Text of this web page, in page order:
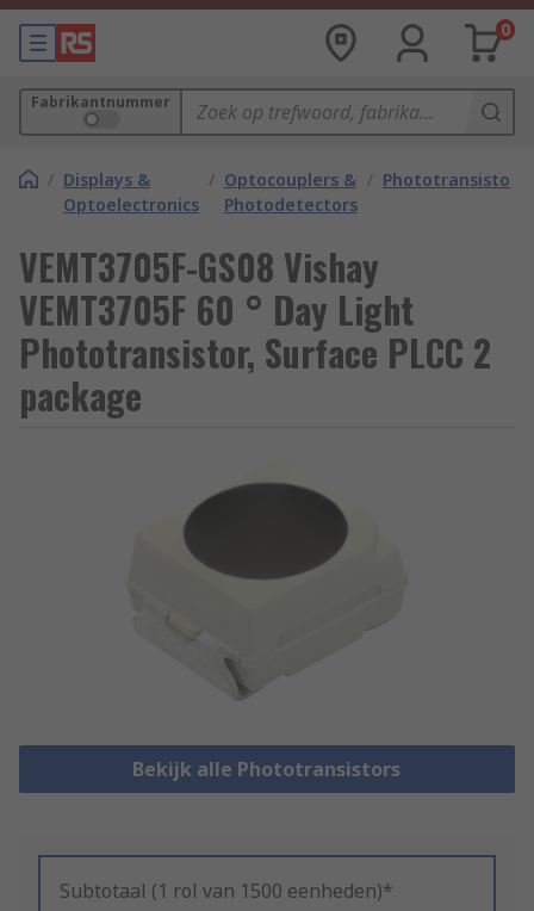
0
Fabrikantnummer
/ Displays &
Optoelectronics
/ Optocouplers &
Photodetectors
/ Phototransistors
VEMT3705F-GS08 Vishay
VEMT3705F 60 ° Day Light
Phototransistor, Surface PLCC 2
package
Bekijk alle Phototransistors
Subtotaal (1 rol van 1500 eenheden)*